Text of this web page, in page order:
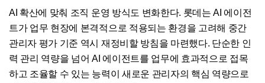
AI 확산에 맞춰 조직 운영 방식도 변화한다. 롯데는 AI 에이전
트가 업무 현장에 본격적으로 적용되는 환경을 고려해 중간
관리자 평가 기준 역시 재정비할 방침을 마련했다. 단순한 인
력 관리 역량을 넘어 AI 에이전트를 업무에 효과적으로 접목
하고 조율할 수 있는 능력이 새로운 관리자의 핵심 역량으로